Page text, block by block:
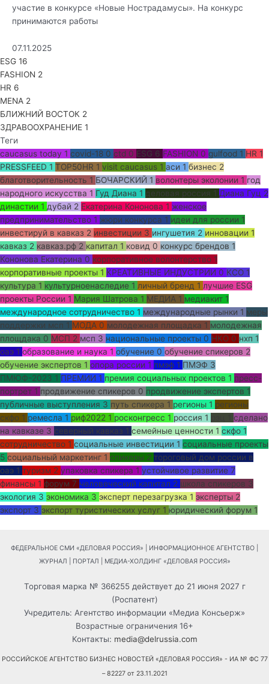
участие в конкурсе «Новые Нострадамусы». На конкурс
принимаются работы
07.11.2025
ESG 16
FASHION 2
HR 6
MENA 2
БЛИЖНИЙ ВОСТОК 2
ЗДРАВООХРАНЕНИЕ 1
Теги
caucasus today 1 covid-18 0 ctd 0 ESG 6 FASHION 0 gulfood 1 HR 1
PRESSFEED 1 TOP50HR 1 visit caucasus 1 аси 1 бизнес 2
благотворительность 1 БОЧАРСКИЙ 1 волонтеры эколонии 1 год
народного искусства 1 Гуд Диана 1 деловая россия 1 Диана Гуц 2
династии 1 дубай 2 Екатерина Кононова 1 женское
предпринимательство 1 жюри конкурса 1 идеи для россии 1
инвестируй в кавказ 2 инвестиции 3 ингушетия 2 инновации 1
кавказ 2 кавказ.рф 2 капитал 1 ковид 0 конкурс брендов 1
Кононова Екатерина 0 корпоративное волонтерство 1
корпоративные проекты 1 КРЕАТИВНЫЕ ИНДУСТРИИ 0 КСО 1
культура 1 культурноенаследие 1 личный бренд 1 лучшие ESG
проекты России 1 Мария Шатрова 1 МЕДИА 1 медиакит 1
международное сотрудничество 1 международные рынки 1 меры
поддержки мсп 1 МОДА 0 молодежная площадка 1 молодежная
площдака 0 МСП 2 мсп 3 национальные проекты 0 НКО 0 нхп 1
оаэ 1 образование и наука 1 обучение 0 обучение спикеров 2
обучение экспертов 1 опора россии 1 пмэф 1 ПМЭФ 3
ПМЮФ-2023 1 ПРЕМИИ 1 премия социальных проектов 1 пресс-
портрет 1 продвижение спикеров 0 продвижение экспертов 1
публичные выступления 3 путь спикера 1 регионы 1 регионы
скфо 1 ремесла 1 риф2022 1 росконгресс 1 россия 1
сделано
на кавказе 3 северный кавказ 1 семейные ценности 1 скфо 1
сотрудничество 1 социальные инвестиции 1 социальные проекты
5 социальный маркетинг 1 спикеры 2 тороговый дом россии в
оаэ 1 туризм 2 упаковка спикера 1 устойчивое развитие 7
финансы 1 форум 7 человеческий капитал 2 школа спикеров 3
экология 3 экономика 3 эксперт перезагрузка 1 эксперты 2
экспорт 3 экспорт туристических услуг 1 юридический форум 1
ФЕДЕРАЛЬНОЕ СМИ «ДЕЛОВАЯ РОССИЯ» | ИНФОРМАЦИОННОЕ АГЕНТСТВО |
ЖУРНАЛ | ПОРТАЛ | МЕДИА-ХОЛДИНГ «ДЕЛОВАЯ РОССИЯ»
Торговая марка № 366255 действует до 21 июня 2027 г
(Роспатент)
Учредитель: Агентство информации «Медиа Консьерж»
Возрастные ограничения 16+
Контакты: media@delrussia.com
РОССИЙСКОЕ АГЕНТСТВО БИЗНЕС НОВОСТЕЙ «ДЕЛОВАЯ РОССИЯ» - ИА № ФС 77
– 82227 от 23.11.2021